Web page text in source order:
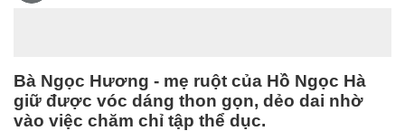
Bà Ngọc Hương - mẹ ruột của Hồ Ngọc Hà
giữ được vóc dáng thon gọn, dẻo dai nhờ
vào việc chăm chỉ tập thể dục.